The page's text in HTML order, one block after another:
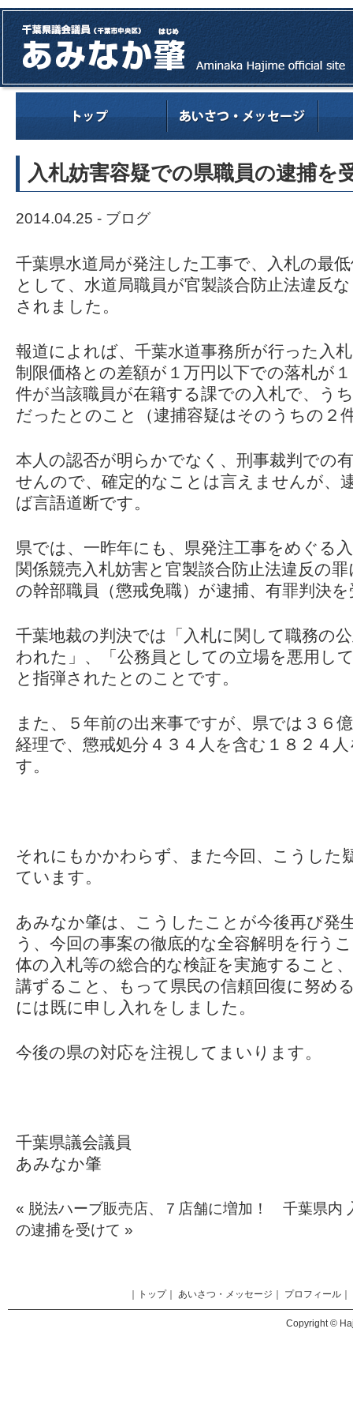
入札妨害容疑での県職員の逮捕を
2014.04.25 - ブログ
千葉県水道局が発注した工事で、入札の最
として、水道局職員が官製談合防止法違反
されました。
報道によれば、千葉水道事務所が行った入
制限価格との差額が１万円以下での落札が
件が当該職員が在籍する課での入札で、う
だったとのこと（逮捕容疑はそのうちの２
本人の認否が明らかでなく、刑事裁判での
せんので、確定的なことは言えませんが、
ば言語道断です。
県では、一昨年にも、県発注工事をめぐる
関係競売入札妨害と官製談合防止法違反の
の幹部職員（懲戒免職）が逮捕、有罪判決
千葉地裁の判決では「入札に関して職務の
われた」、「公務員としての立場を悪用し
と指弾されたとのことです。
また、５年前の出来事ですが、県では３６
経理で、懲戒処分４３４人を含む１８２４
す。
それにもかかわらず、また今回、こうした
ています。
あみなか肇は、こうしたことが今後再び発
う、今回の事案の徹底的な全容解明を行う
体の入札等の総合的な検証を実施すること
講ずること、もって県民の信頼回復に努め
には既に申し入れをしました。
今後の県の対応を注視してまいります。
千葉県議会議員
あみなか肇
« 脱法ハーブ販売店、７店舗に増加！ 千葉県内
の逮捕を受けて »
トップ｜ あいさつ・メッセージ プロフィール
Copyright ©